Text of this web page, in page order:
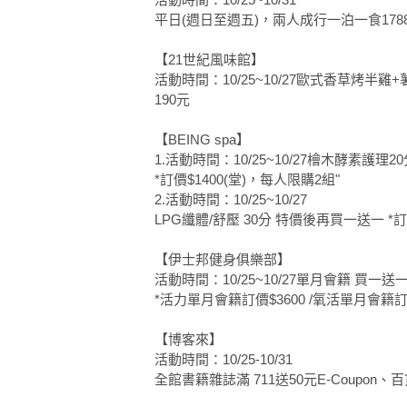
平日(週日至週五)，兩人成行一泊一食
【21世紀風味館】
活動時間：10/25~10/27歐式香草烤半雞
190元
【BEING spa】
1.活動時間：10/25~10/27檜木酵素護理
*訂價$1400(堂)，每人限購2組"
2.活動時間：10/25~10/27
LPG纖體/舒壓 30分 特價後再買一送一 *
【伊士邦健身俱樂部】
活動時間：10/25~10/27單月會籍 買一送
*活力單月會籍訂價$3600 /氧活單月會籍
【博客來】
活動時間：10/25-10/31
全館書籍雜誌滿 711送50元E-Coupon、